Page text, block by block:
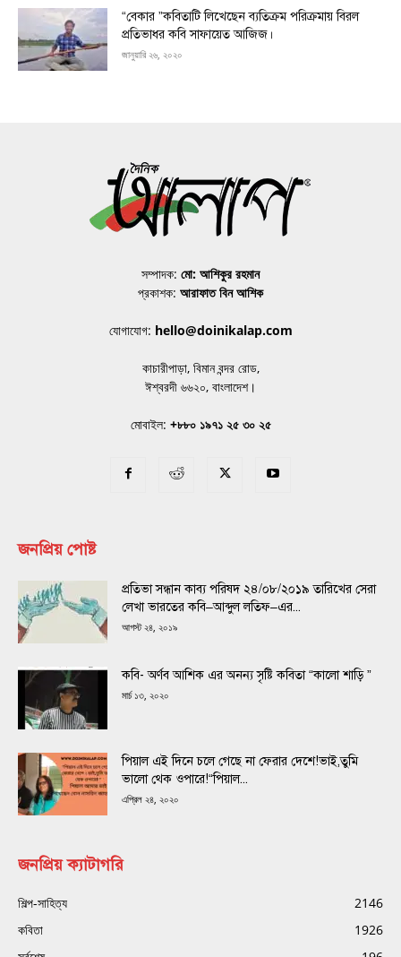
“বেকার ”কবিতাটি লিখেছেন ব্যতিক্রম পরিক্রমায় বিরল
প্রতিভাধর কবি সাফায়েত আজিজ।
জানুয়ারি ২৬, ২০২০
সম্পাদক: মো: আশিকুর রহমান
প্রকাশক: আরাফাত বিন আশিক
যোগাযোগ: hello@doinikalap.com
কাচারীপাড়া, বিমান বন্দর রোড,
ঈশ্বরদী ৬৬২০, বাংলাদেশ।
মোবাইল: +৮৮০ ১৯৭১ ২৫ ৩০ ২৫
জনপ্রিয় পোষ্ট
প্রতিভা সন্ধান কাব্য পরিষদ ২৪/০৮/২০১৯ তারিখের সেরা
লেখা ভারতের কবি–আব্দুল লতিফ–এর...
আগস্ট ২৪, ২০১৯
কবি- অর্ণব আশিক এর অনন্য সৃষ্টি কবিতা “কালো শাড়ি ”
মার্চ ১৩, ২০২০
পিয়াল এই দিনে চলে গেছে না ফেরার দেশে!ভাই,তুমি
ভালো থেক ওপারে!“পিয়াল...
এপ্রিল ২৪, ২০২০
জনপ্রিয় ক্যাটাগরি
শিল্প-সাহিত্য
2146
কবিতা
1926